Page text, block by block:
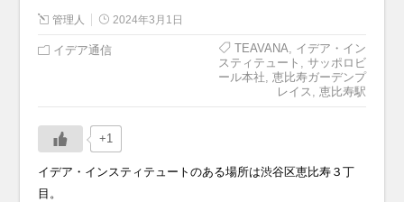
管理人 2024年3月1日
イデア通信 TEAVANA, イデア・イン
スティテュート , サッポロビ
ール本社, 恵比寿ガーデンプ
レイス , 恵比寿駅
+1
イデア・インスティテュートのある場所は渋谷区恵比寿３丁
目。